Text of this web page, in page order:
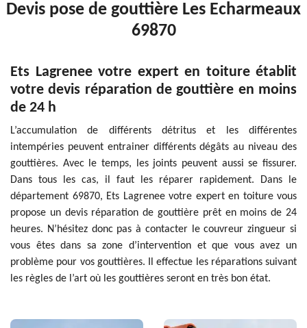
Devis pose de gouttière Les Echarmeaux
69870
Ets Lagrenee votre expert en toiture établit
votre devis réparation de gouttière en moins
de 24 h
L’accumulation de différents détritus et les différentes
intempéries peuvent entrainer différents dégâts au niveau des
gouttières. Avec le temps, les joints peuvent aussi se fissurer.
Dans tous les cas, il faut les réparer rapidement. Dans le
département 69870, Ets Lagrenee votre expert en toiture vous
propose un devis réparation de gouttière prêt en moins de 24
heures. N’hésitez donc pas à contacter le couvreur zingueur si
vous êtes dans sa zone d’intervention et que vous avez un
problème pour vos gouttières. Il effectue les réparations suivant
les règles de l’art où les gouttières seront en très bon état.